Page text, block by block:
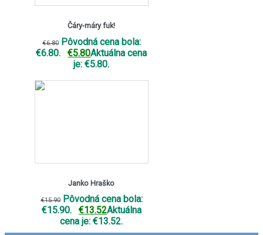
Čáry-máry fuk!
€6.80 Pôvodná cena bola:
€6.80.
€5.80Aktuálna cena
je: €5.80.
Janko Hraško
€15.90 Pôvodná cena bola:
€15.90.
€13.52Aktuálna
cena je: €13.52.